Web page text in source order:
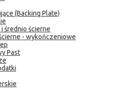
(Backing Plate)
średnio ścierne
- wykończeniowe
Past